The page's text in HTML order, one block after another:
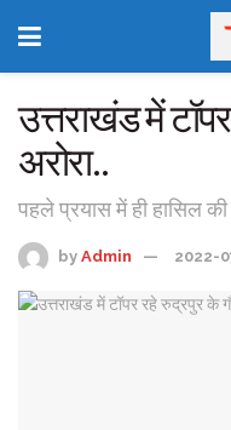
उत्तराखंड में
अरोरा..
पहले प्रयास में ही हासिल
by Admin 2022-